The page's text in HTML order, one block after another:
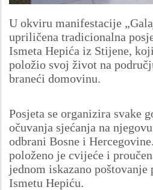
U okviru manifestacije
upriličena tradicionalna
Ismeta Hepića iz Stijene,
položio svoj život na
braneći domovinu.
Posjeta se organizira svake
očuvanja sjećanja na
odbrani Bosne i
položeno je cvijeće i
jednom iskazano poštovanje
Ismetu Hepiću.